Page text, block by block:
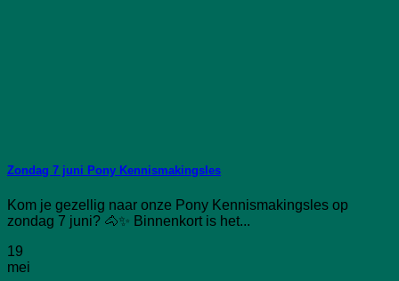
Zondag 7 juni Pony Kennismakingsles
Kom je gezellig naar onze Pony Kennismakingsles op
zondag 7 juni? 🐴✨ Binnenkort is het...
19
mei